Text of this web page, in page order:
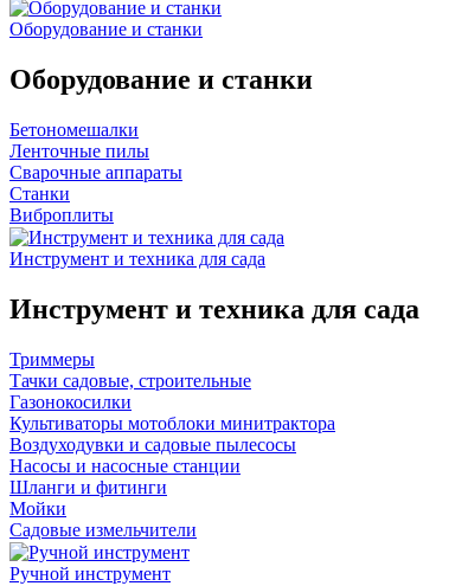
Оборудование и станки
Оборудование и станки
Бетономешалки
Ленточные пилы
Сварочные аппараты
Станки
Виброплиты
Инструмент и техника для сада
Инструмент и техника для сада
Триммеры
Тачки садовые, строительные
Газонокосилки
Культиваторы мотоблоки минитрактора
Воздуходувки и садовые пылесосы
Насосы и насосные станции
Шланги и фитинги
Мойки
Садовые измельчители
Ручной инструмент